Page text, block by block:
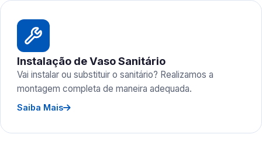
Instalação de Vaso Sanitário
Vai instalar ou substituir o sanitário? Realizamos a
montagem completa de maneira adequada.
Saiba Mais